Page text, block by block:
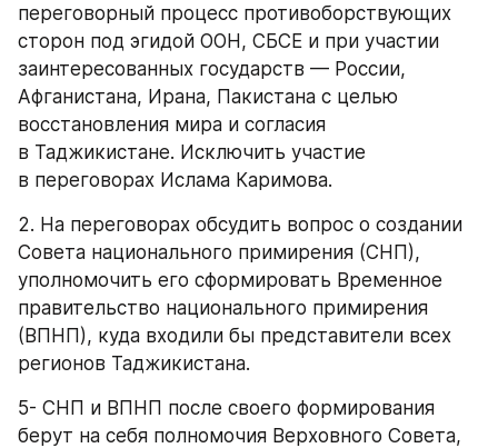
переговорный процесс противоборствующих
сторон под эгидой ООН, СБСЕ и при участии
заинтересованных государств — России,
Афганистана, Ирана, Пакистана с целью
восстановления мира и согласия
в Таджикистане. Исключить участие
в переговорах Ислама Каримова.
2. На переговорах обсудить вопрос о создании
Совета национального примирения (СНП),
уполномочить его сформировать Временное
правительство национального примирения
(ВПНП), куда входили бы представители всех
регионов Таджикистана.
5- СНП и ВПНП после своего формирования
берут на себя полномочия Верховного Совета,